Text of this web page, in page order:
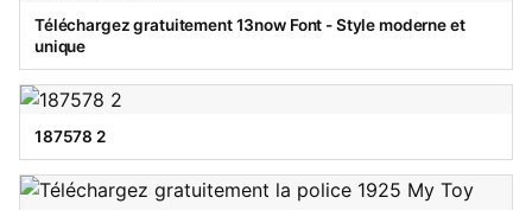
Téléchargez gratuitement 13now Font - Style moderne et
unique
187578 2